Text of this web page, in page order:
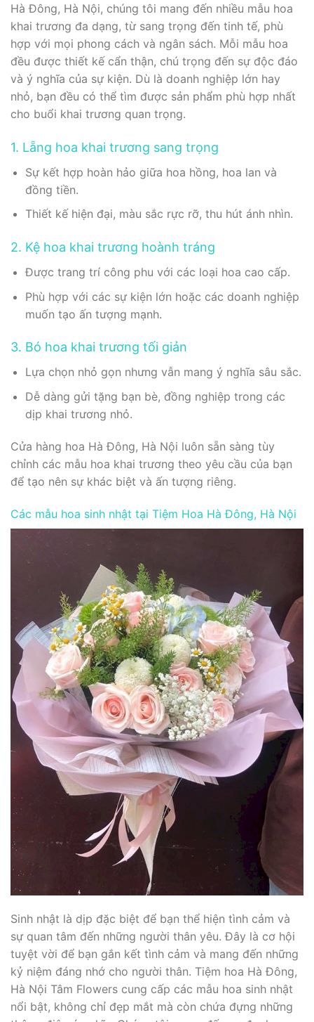
Hà Đông, Hà Nội, chúng tôi mang đến nhiều mẫu hoa
khai trương đa dạng, từ sang trọng đến tinh tế, phù
hợp với mọi phong cách và ngân sách. Mỗi mẫu hoa
đều được thiết kế cẩn thận, chú trọng đến sự độc đáo
và ý nghĩa của sự kiện. Dù là doanh nghiệp lớn hay
nhỏ, bạn đều có thể tìm được sản phẩm phù hợp nhất
cho buổi khai trương quan trọng.
1. Lẵng hoa khai trương sang trọng
Sự kết hợp hoàn hảo giữa hoa hồng, hoa lan và
đồng tiền.
Thiết kế hiện đại, màu sắc rực rỡ, thu hút ánh nhìn.
2. Kệ hoa khai trương hoành tráng
Được trang trí công phu với các loại hoa cao cấp.
Phù hợp với các sự kiện lớn hoặc các doanh nghiệp
muốn tạo ấn tượng mạnh.
3. Bó hoa khai trương tối giản
Lựa chọn nhỏ gọn nhưng vẫn mang ý nghĩa sâu sắc.
Dễ dàng gửi tặng bạn bè, đồng nghiệp trong các
dịp khai trương nhỏ.
Cửa hàng hoa Hà Đông, Hà Nội luôn sẵn sàng tùy
chỉnh các mẫu hoa khai trương theo yêu cầu của bạn
để tạo nên sự khác biệt và ấn tượng riêng.
Các mẫu hoa sinh nhật tại Tiệm Hoa Hà Đông, Hà Nội
Sinh nhật là dịp đặc biệt để bạn thể hiện tình cảm và
sự quan tâm đến những người thân yêu. Đây là cơ hội
tuyệt vời để bạn gắn kết tình cảm và mang đến những
kỷ niệm đáng nhớ cho người thân. Tiệm hoa Hà Đông,
Hà Nội Tâm Flowers cung cấp các mẫu hoa sinh nhật
nổi bật, không chỉ đẹp mắt mà còn chứa đựng những